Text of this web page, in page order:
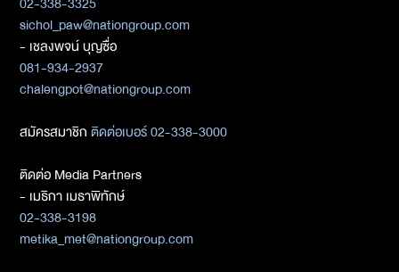
sichol_paw@nationgroup.com
- เชลงพจน์ บุญซื่อ
081-934-2937
chalengpot@nationgroup.com
สมัครสมาชิกติดต่อเบอร์ 02-338-3000
ติดต่อ Media Partners
- เมธิกา เมธาพิทักษ์
02-338-3198
metika_met@nationgroup.com